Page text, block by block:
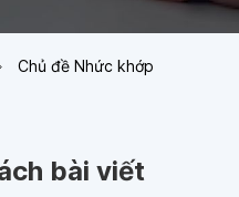
Chủ đề Nhức khớp
bài viết